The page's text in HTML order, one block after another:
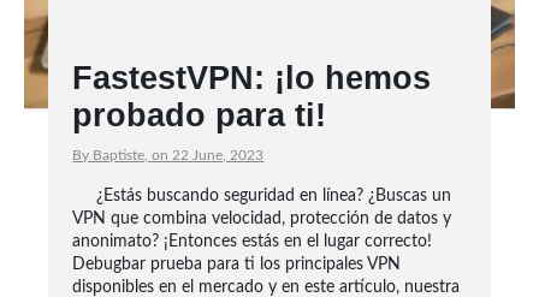
FastestVPN: ¡lo hemos
probado para ti!
By Baptiste, on 22 June, 2023
¿Estás buscando seguridad en línea? ¿Buscas un
VPN que combina velocidad, protección de datos y
anonimato? ¡Entonces estás en el lugar correcto!
Debugbar prueba para ti los principales VPN
disponibles en el mercado y en este artículo, nuestra